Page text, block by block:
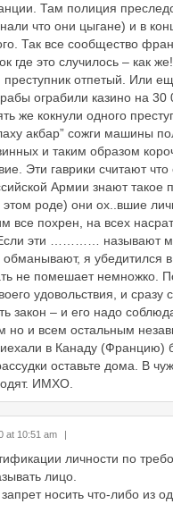
Там полиция
что они цыгане) и в
Так все сообщество
где это случилось – как
преступник отпетый. Или
ограбили казино на 30
же кокнули одного
акбар” сожги машины
и таким образом
Эти гаврики считают
Армии знают такое
этом роде) они ох..вшие
все похрен, на всех
эти ………… называют
обманывают, я убедитился
не помешает немножко.
удовольствия, и сразу
закон – и его надо
но и всем остальным
в Канаду (Францию)
оставьте дома. В
ИМХО.
at 10:51 am |
личности по
лицо.
носить что-либо из